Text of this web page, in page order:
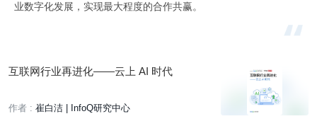
业数字化发展，实现最大程度的合作共赢。
互联网行业再进化——云上 AI 时代
作者 : 崔白洁 | InfoQ研究中心